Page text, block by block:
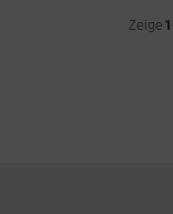
Zeige1